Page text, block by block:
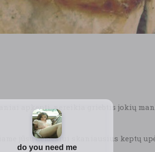
apkepti, nereikia griebtis jokių
jūsų dėmesiui skaniausius keptų